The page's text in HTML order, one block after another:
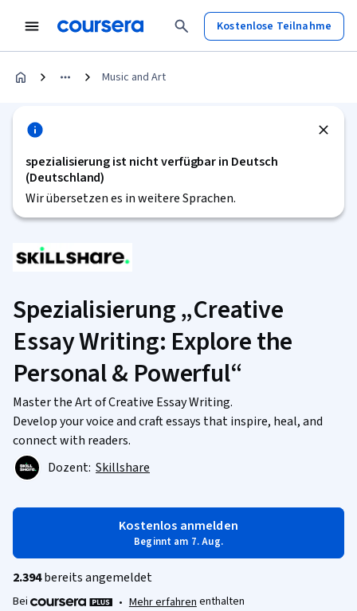
Kostenlose Teilnahme
Music and Art
spezialisierung ist nicht verfügbar in Deutsch
(Deutschland)
Wir übersetzen es in weitere Sprachen.
Spezialisierung „Creative
Essay Writing: Explore the
Personal & Powerful“
Master the Art of Creative Essay Writing.
Develop your voice and craft essays that inspire, heal, and
connect with readers.
Dozent: Skillshare
Kostenlos anmelden
Beginnt am 7. Aug.
2.394bereits angemeldet
Bei • Mehr erfahren enthalten